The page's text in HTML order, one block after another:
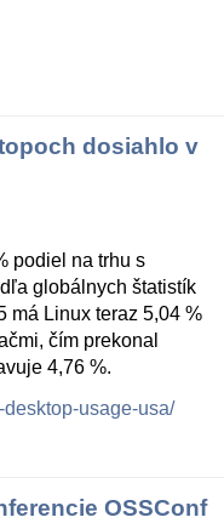
dosiahlo v
podiel na trhu s
globálnych štatistík
má Linux teraz 5,04 %
čím prekonal
4,76 %.
usage-usa/
OSSConf